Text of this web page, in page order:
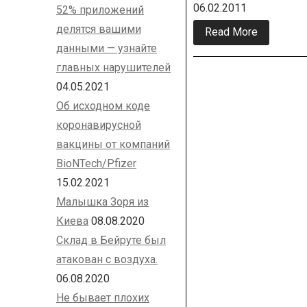
06.02.2011
Read More
vs
52% приложений
делятся вашими
данными — узнайте
главных нарушителей
04.05.2021
Об исходном коде
коронавирусной
вакцины от компаний
BioNTech/Pfizer
15.02.2021
Малышка Зоря из
Киева 08.08.2020
Склад в Бейруте был
атакован с воздуха.
06.08.2020
Не бывает плохих